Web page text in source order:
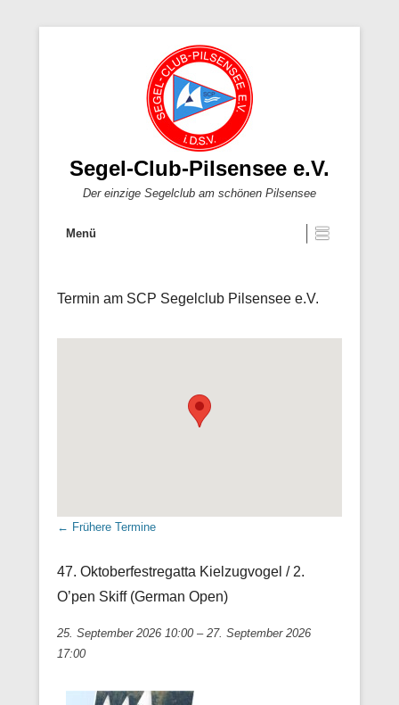
Segel-Club-Pilsensee e.V.
Der einzige Segelclub am schönen Pilsensee
Menü
Termin am SCP Segelclub Pilsensee e.V.
← Frühere Termine
47. Oktoberfestregatta Kielzugvogel / 2.
O’pen Skiff (German Open)
25. September 2026 10:00 – 27. September 2026
17:00